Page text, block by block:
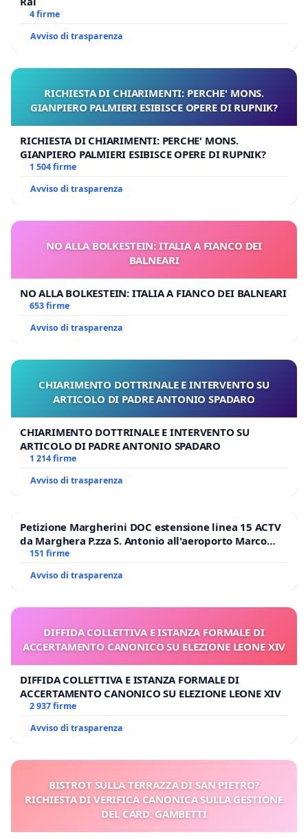
4 firme
Avviso di trasparenza
RICHIESTA DI CHIARIMENTI: PERCHE' MONS.
GIANPIERO PALMIERI ESIBISCE OPERE DI RUPNIK?
RICHIESTA DI CHIARIMENTI: PERCHE' MONS.
GIANPIERO PALMIERI ESIBISCE OPERE DI RUPNIK?
1 504 firme
Avviso di trasparenza
NO ALLA BOLKESTEIN: ITALIA A FIANCO DEI
BALNEARI
NO ALLA BOLKESTEIN: ITALIA A FIANCO DEI BALNEARI
653 firme
Avviso di trasparenza
CHIARIMENTO DOTTRINALE E INTERVENTO SU
ARTICOLO DI PADRE ANTONIO SPADARO
CHIARIMENTO DOTTRINALE E INTERVENTO SU
ARTICOLO DI PADRE ANTONIO SPADARO
1 214 firme
Avviso di trasparenza
Petizione Margherini DOC estensione linea 15 ACTV
da Marghera P.zza S. Antonio all'aeroporto Marco
Polo tariffa a € 1,50
151 firme
Avviso di trasparenza
DIFFIDA COLLETTIVA E ISTANZA FORMALE DI
ACCERTAMENTO CANONICO SU ELEZIONE LEONE XIV
DIFFIDA COLLETTIVA E ISTANZA FORMALE DI
ACCERTAMENTO CANONICO SU ELEZIONE LEONE XIV
2 937 firme
Avviso di trasparenza
BISTROT SULLA TERRAZZA DI SAN PIETRO?
RICHIESTA DI VERIFICA CANONICA SULLA GESTIONE
DEL CARD. GAMBETTI